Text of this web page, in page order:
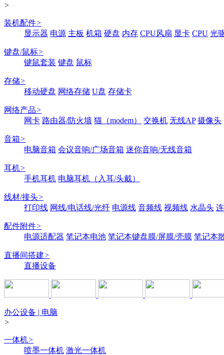
>
装机配件>
显示器 电源 主板 机箱 硬盘 内存 CPU风扇 显卡 CPU 光
键盘/鼠标>
键鼠套装 键盘 鼠标
存储>
移动硬盘 网络存储 U盘 存储卡
网络产品>
网卡 路由器/防火墙 猫（modem） 交换机 无线AP 摄像头
音箱>
电脑音箱 会议音响/广场音箱 迷你音响/无线音箱
耳机>
手机耳机 电脑耳机（入耳/头戴）
线材/接头>
打印线 网线/电话线/光纤 电源线 音频线 视频线 水晶头
配件附件>
电源适配器 笔记本电池 笔记本键盘膜/屏膜/壳膜 笔记本
直播间搭建>
直播设备
办公设备 | 电脑
>
一体机>
喷墨一体机 激光一体机